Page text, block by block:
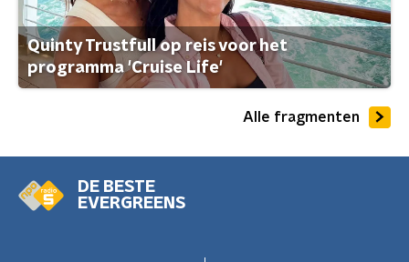
Quinty Trustfull op reis voor het
programma 'Cruise Life'
Alle fragmenten
DE BESTE
EVERGREENS